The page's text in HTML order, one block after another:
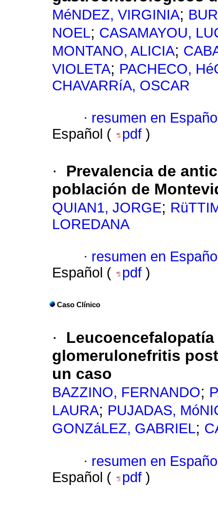
MéNDEZ, VIRGINIA;
NOEL; CASAMAYOU,
MONTANO, ALICIA;
VIOLETA; PACHECO,
CHAVARRíA, OSCAR
· resumen en
Español (
pdf )
·
Prevalencia de
población de
QUIAN1, JORGE;
LOREDANA
· resumen en
Español (
pdf )
Caso Clínico
·
glomerulonefritis
un caso
BAZZINO, FERNANDO;
LAURA; PUJADAS,
GONZáLEZ, GABRIEL;
· resumen en
Español (
pdf )